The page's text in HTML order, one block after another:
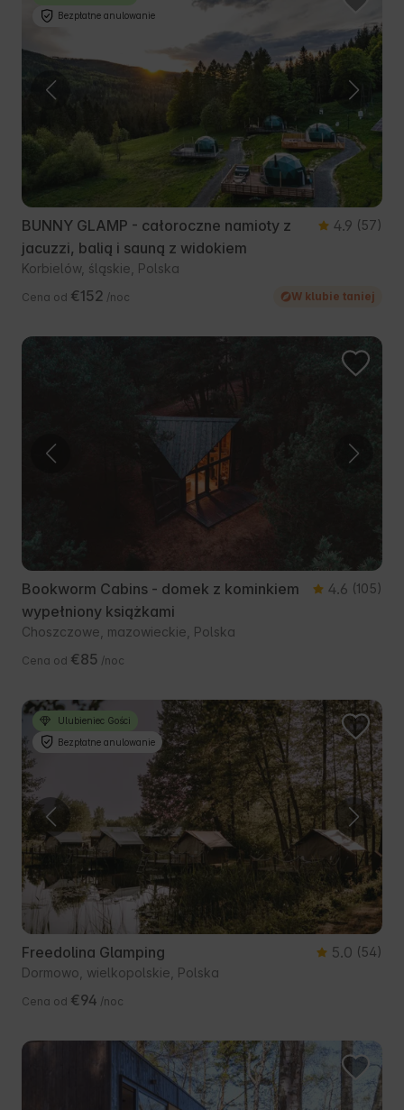
Bezpłatne anulowanie
BUNNY GLAMP - całoroczne namioty z
jacuzzi, balią i sauną z widokiem
4.9 (57)
Korbielów, śląskie, Polska
Cena od €152 /noc W klubie taniej
Bookworm Cabins - domek z kominkiem
wypełniony książkami
4.6 (105)
Choszczowe, mazowieckie, Polska
Cena od €85 /noc
Ulubieniec Gości
Bezpłatne anulowanie
Freedolina Glamping 5.0 (54)
Dormowo, wielkopolskie, Polska
Cena od €94 /noc